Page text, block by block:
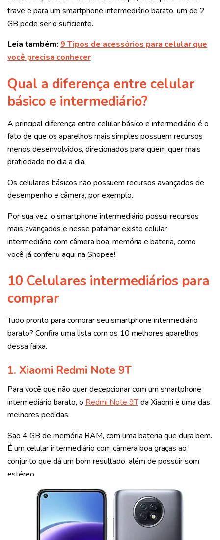
trave e para um smartphone intermediário barato, um de 2
GB pode ser o suficiente.
Leia também: 9 Tipos de acessórios para celular que
você precisa conhecer
Qual a diferença entre celular
básico e intermediário?
A principal diferença entre celular básico e intermediário é o
fato de que os aparelhos mais simples possuem recursos
menos desenvolvidos, direcionados para quem quer mais
praticidade no dia a dia.
Os celulares básicos não possuem recursos avançados de
desempenho e câmera, por exemplo.
Por sua vez, o smartphone intermediário possui recursos
mais avançados e nesse patamar existe celular
intermediário com câmera boa, memória e bateria, como
você já conferiu aqui na Shopee!
10 Celulares intermediários para
comprar
Tudo pronto para comprar seu smartphone intermediário
barato? Confira uma lista com os 10 melhores aparelhos
dessa faixa.
1. Xiaomi Redmi Note 9T
Para você que não quer decepcionar com um smartphone
intermediário barato, o Redmi Note 9Tda Xiaomi é uma das
melhores pedidas.
São 4 GB de memória RAM, com uma bateria que dura bem.
É um celular intermediário com câmera boa graças ao
conjunto que dá um bom resultado, além de possuir som
estéreo.